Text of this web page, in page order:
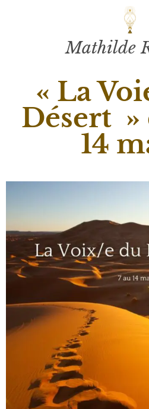
Mathilde
« La
Désert »
14